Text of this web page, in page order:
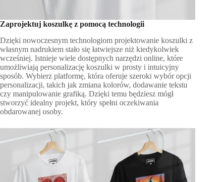
Zaprojektuj koszulkę z pomocą technologii
Dzięki nowoczesnym technologiom projektowanie koszulki z
własnym nadrukiem stało się łatwiejsze niż kiedykolwiek
wcześniej. Istnieje wiele dostępnych narzędzi online, które
umożliwiają personalizację koszulki w prosty i intuicyjny
sposób. Wybierz platformę, która oferuje szeroki wybór opcji
personalizacji, takich jak zmiana kolorów, dodawanie tekstu
czy manipulowanie grafiką. Dzięki temu będziesz mógł
stworzyć idealny projekt, który spełni oczekiwania
obdarowanej osoby.